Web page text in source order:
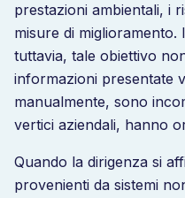
prestazioni ambientali, i
misure di
tuttavia, tale obiettivo
informazioni presentate
manualmente, sono
vertici aziendali, hanno
Quando la dirigenza si
provenienti da sistemi